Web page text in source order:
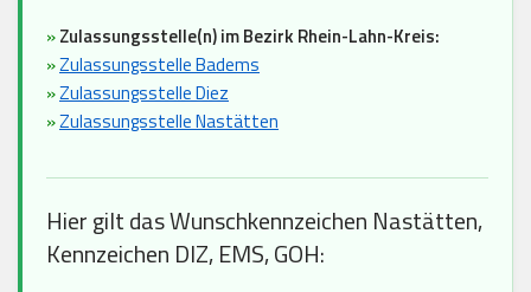
»Zulassungsstelle(n) im Bezirk Rhein-Lahn-Kreis:
»Zulassungsstelle Badems
»Zulassungsstelle Diez
»Zulassungsstelle Nastätten
Hier gilt das Wunschkennzeichen Nastätten,
Kennzeichen DIZ, EMS, GOH: